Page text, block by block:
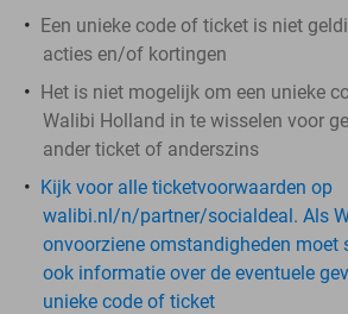
Een unieke code of ticket is niet
acties en/of kortingen
Het is niet mogelijk om een unieke
Walibi Holland in te wisselen voor
ander ticket of anderszins
Kijk voor alle ticketvoorwaarden op
walibi.nl/n/partner/socialdeal. Als
onvoorziene omstandigheden moet
ook informatie over de eventuele
unieke code of ticket